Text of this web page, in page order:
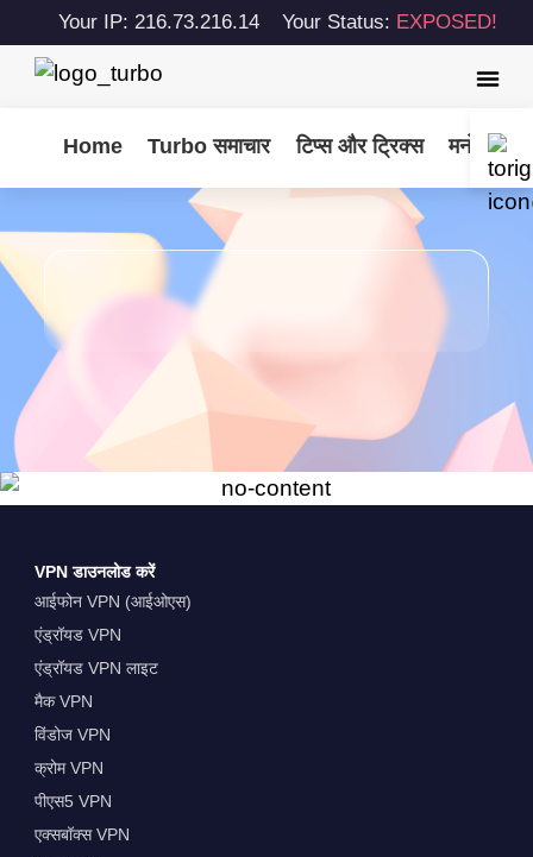
Your IP: 216.73.216.14 Your Status: EXPOSED!
Home Turbo समाचार टिप्स और ट्रिक्स मनोरंजन
VPN डाउनलोड करें
आईफोन VPN (आईओएस)
एंड्रॉयड VPN
एंड्रॉयड VPN लाइट
मैक VPN
विंडोज VPN
क्रोम VPN
पीएस5 VPN
एक्सबॉक्स VPN